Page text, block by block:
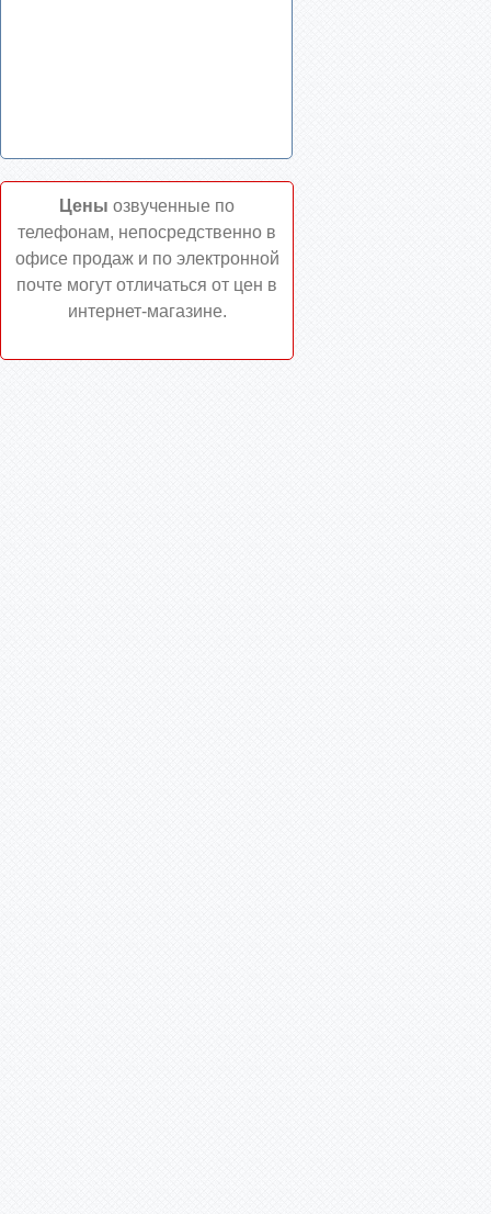
Цены озвученные по
телефонам, непосредственно в
офисе продаж и по электронной
почте могут отличаться от цен в
интернет-магазине.